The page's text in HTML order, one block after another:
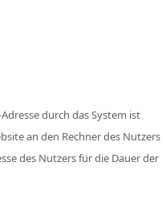
durch das System ist
an den Rechner des Nutzers
des Nutzers für die Dauer der